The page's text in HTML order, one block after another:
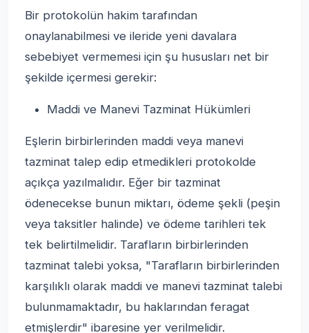
Bir protokolün hakim tarafından
onaylanabilmesi ve ileride yeni davalara
sebebiyet vermemesi için şu hususları net bir
şekilde içermesi gerekir:
Maddi ve Manevi Tazminat Hükümleri
Eşlerin birbirlerinden maddi veya manevi
tazminat talep edip etmedikleri protokolde
açıkça yazılmalıdır. Eğer bir tazminat
ödenecekse bunun miktarı, ödeme şekli (peşin
veya taksitler halinde) ve ödeme tarihleri tek
tek belirtilmelidir. Tarafların birbirlerinden
tazminat talebi yoksa, "Tarafların birbirlerinden
karşılıklı olarak maddi ve manevi tazminat talebi
bulunmamaktadır, bu haklarından feragat
etmişlerdir" ibaresine yer verilmelidir.